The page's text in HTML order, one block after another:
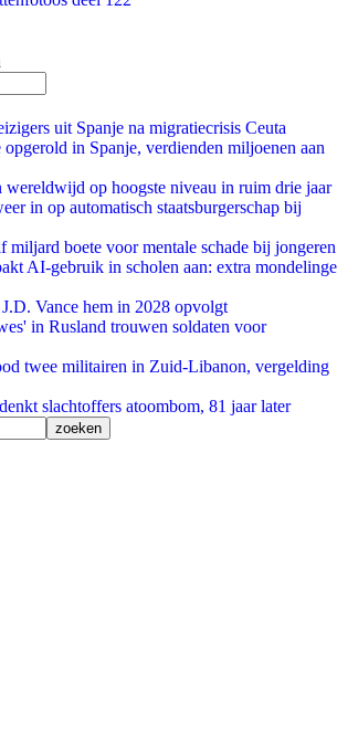
uit Spanje na migratiecrisis Ceuta
opgerold in Spanje, verdienden miljoenen aan
wereldwijd op hoogste niveau in ruim drie jaar
in op automatisch staatsburgerschap bij
miljard boete voor mentale schade bij jongeren
AI-gebruik in scholen aan: extra mondelinge
Vance hem in 2028 opvolgt
in Rusland trouwen soldaten voor
twee militairen in Zuid-Libanon, vergelding
slachtoffers atoombom, 81 jaar later